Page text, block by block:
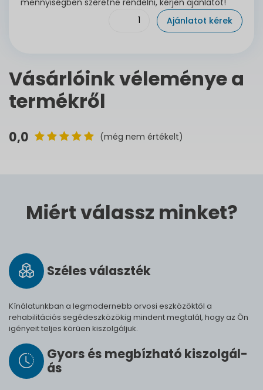
mennyiségben szeretne rendelni, kérjen ajánlatot!
Ajánlatot kérek
Vásárlóink véleménye a
termékről
0,0 (még nem értékelt)
Miért válassz minket?
Széles vá­lasz­ték
Kínálatunkban a legmodernebb orvosi eszközöktől a
rehabilitációs segédeszközökig mindent megtalál, hogy az Ön
igényeit teljes körűen kiszolgáljuk.
Gyors és meg­bíz­ha­tó ki­szol­gál­
ás